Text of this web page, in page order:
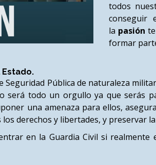
todos
conseguir
la pasión
formar parte
Seguridad Pública de naturaleza
será todo un orgullo ya que serás
una amenaza para ellos,
derechos y libertades, y preservar
en la Guardia Civil si